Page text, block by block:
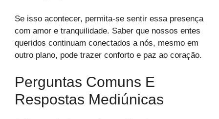
Se isso acontecer, permita-se sentir essa presença
com amor e tranquilidade. Saber que nossos entes
queridos continuam conectados a nós, mesmo em
outro plano, pode trazer conforto e paz ao coração.
Perguntas Comuns E
Respostas Mediúnicas